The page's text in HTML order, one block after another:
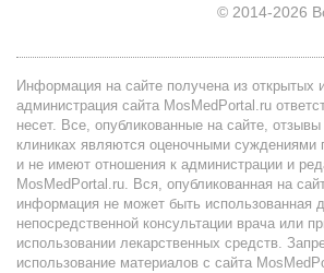
© 2014-2026
Информация на сайте получена из открытых
администрация сайта MosMedPortal.ru
несет. Все, опубликованные на сайте,
клиниках являются оценочными суждениями
и не имеют отношения к администрации и
MosMedPortal.ru. Вся, опубликованная на
информация не может быть использованная
непосредственной консультации врача или
использовании лекарственных средств.
использование материалов с сайта